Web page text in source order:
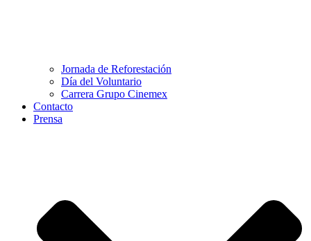
Jornada de Reforestación
Día del Voluntario
Carrera Grupo Cinemex
Contacto
Prensa